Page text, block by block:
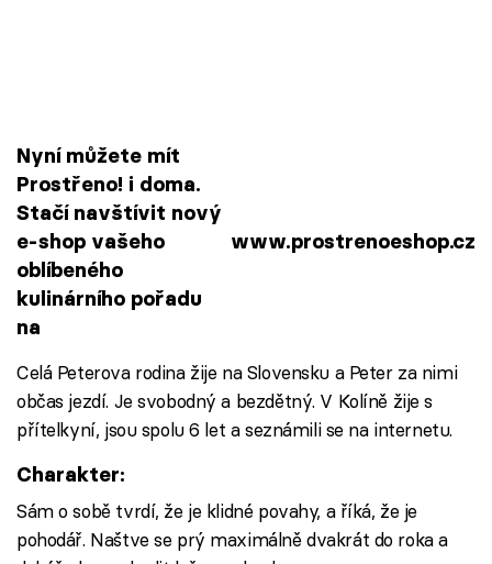
Nyní můžete mít
Prostřeno! i doma.
Stačí navštívit nový
e-shop vašeho
oblíbeného
kulinárního pořadu
na
www.prostrenoeshop.cz
Celá Peterova rodina žije na Slovensku a Peter za nimi
občas jezdí. Je svobodný a bezdětný. V Kolíně žije s
přítelkyní, jsou spolu 6 let a seznámili se na internetu.
Charakter:
Sám o sobě tvrdí, že je klidné povahy, a říká, že je
pohodář. Naštve se prý maximálně dvakrát do roka a